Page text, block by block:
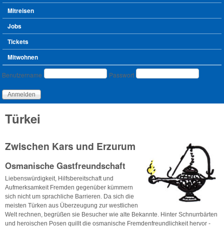
Mitreisen
Jobs
Tickets
Mitwohnen
Benutzeranmeldung
Benutzername Passwort
Türkei
Zwischen Kars und Erzurum
Osmanische Gastfreundschaft
Liebenswürdigkeit, Hilfsbereitschaft und
Aufmerksamkeit Fremden gegenüber kümmern
sich nicht um sprachliche Barrieren. Da sich die
meisten Türken aus Überzeugung zur westlichen
Welt rechnen, begrüßen sie Besucher wie alte Bekannte. Hinter Schnurrbärten
und heroischen Posen quillt die osmanische Fremdenfreundlichkeit hervor -